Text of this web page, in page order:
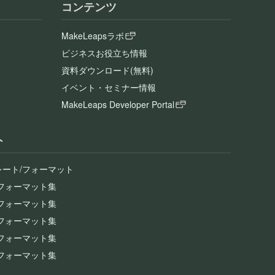
コンテンツ
MakeLeapsラボ
ビジネスお役立ち情報
資料ダウンロード(無料)
イベント・セミナー情報
MakeLeaps Developer Portal
ト/フォーマット
ォーマット集
ォーマット集
ォーマット集
ォーマット集
ォーマット集